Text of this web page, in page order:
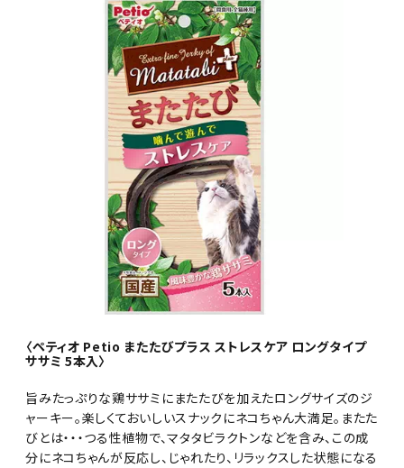
〈ペティオ Petio またたびプラス ストレスケア ロングタイプ
ササミ 5本入〉
旨みたっぷりな鶏ササミにまたたびを加えたロングサイズのジ
ャーキー。楽しくておいしいスナックにネコちゃん大満足。またた
びとは・・・つる性植物で、マタタビラクトンなどを含み、この成
分にネコちゃんが反応し、じゃれたり、リラックスした状態になる